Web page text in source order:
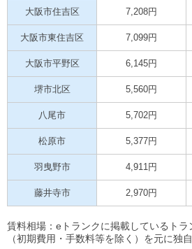
大阪市住吉区 7,208円
大阪市東住吉区 7,099円
大阪市平野区 6,145円
堺市北区 5,560円
八尾市 5,702円
松原市 5,377円
羽曳野市 4,911円
藤井寺市 2,970円
賃料相場：eトランクに掲載しているト
（初期費用・手数料等を除く）を元に独